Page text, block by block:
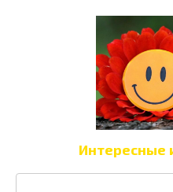
Интересные